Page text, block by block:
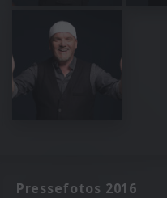
Pressefotos 2016